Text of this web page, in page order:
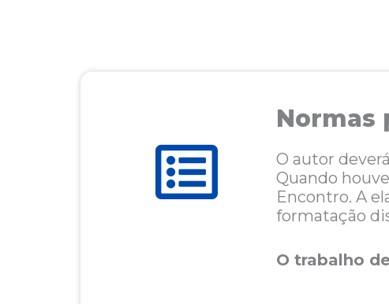
Normas
O autor
Quando
Encontro. A
formatação
O trabalho